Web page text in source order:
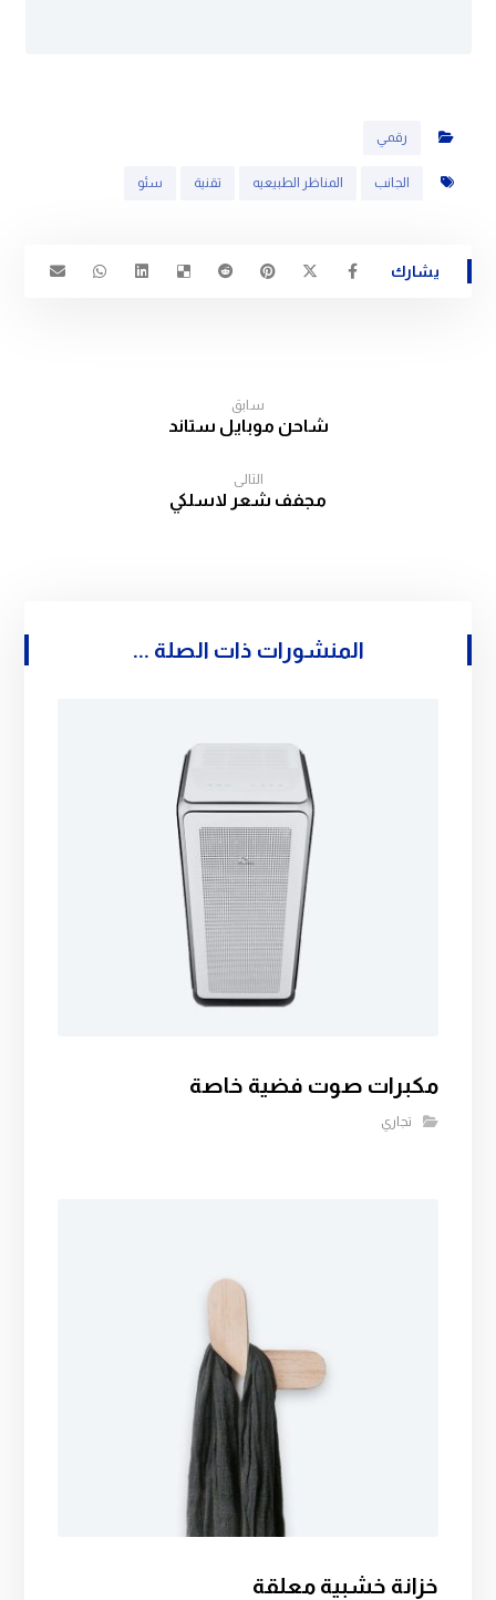
رقمي
الجانب المناظر الطبيعيه تقنية سئو
سابق
شاحن موبايل ستاند
التالی
مجفف شعر لاسلكي
المنشورات ذات الصلة ...
مكبرات صوت فضية خاصة
تجاري
خزانة خشبية معلقة